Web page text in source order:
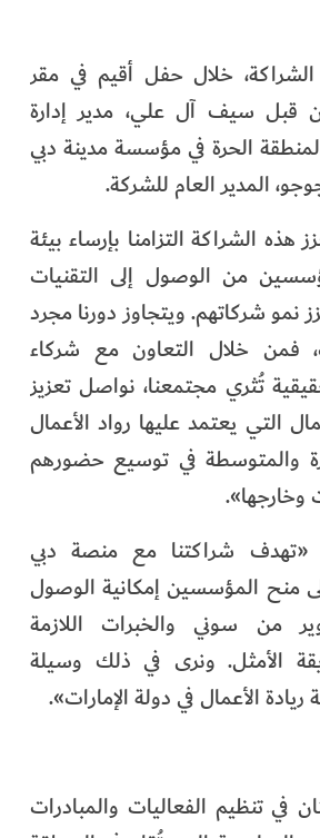
الشراكة، خلال حفل أقيم في مقر
قبل سيف آل علي، مدير إدارة
الحرة في مؤسسة مدينة دبي
المدير العام للشركة.
الشراكة التزامنا بإرساء بيئة
من الوصول إلى التقنيات
نمو شركاتهم. ويتجاوز دورنا مجرد
فمن خلال التعاون مع شركاء
تُثري مجتمعنا، نواصل تعزيز
التي يعتمد عليها رواد الأعمال
والمتوسطة في توسيع حضورهم
وخارجها».
«تهدف شراكتنا مع منصة دبي
منح المؤسسين إمكانية الوصول
من سوني والخبرات اللازمة
الأمثل. ونرى في ذلك وسيلة
الأعمال في دولة الإمارات».
في تنظيم الفعاليات والمبادرات